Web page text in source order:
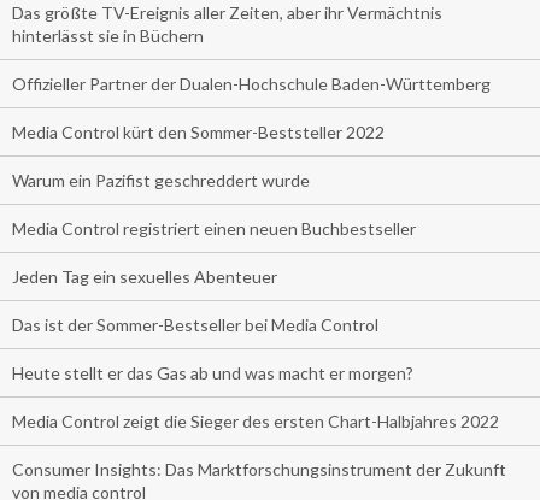
Das größte TV-Ereignis aller Zeiten, aber ihr Vermächtnis
hinterlässt sie in Büchern
Offizieller Partner der Dualen-Hochschule Baden-Württemberg
Media Control kürt den Sommer-Beststeller 2022
Warum ein Pazifist geschreddert wurde
Media Control registriert einen neuen Buchbestseller
Jeden Tag ein sexuelles Abenteuer
Das ist der Sommer-Bestseller bei Media Control
Heute stellt er das Gas ab und was macht er morgen?
Media Control zeigt die Sieger des ersten Chart-Halbjahres 2022
Consumer Insights: Das Marktforschungsinstrument der Zukunft
von media control